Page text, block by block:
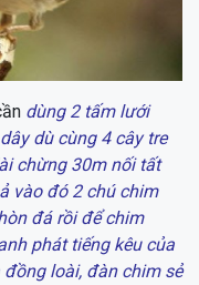
dùng 2 tấm lưới
dù cùng 4 cây tre
chừng 30m nối tất
vào đó 2 chú chim
đá rồi để chim
phát tiếng kêu của
loài, đàn chim sẻ